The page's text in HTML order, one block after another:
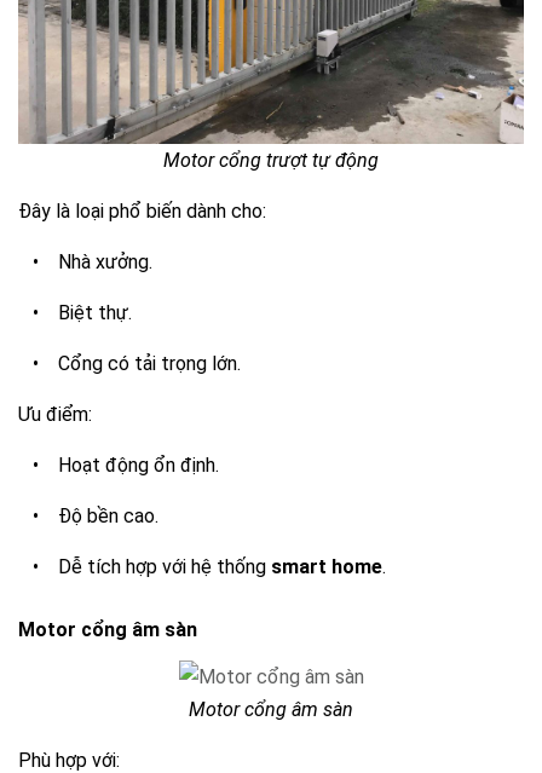
Motor cổng trượt tự động
Đây là loại phổ biến dành cho:
• Nhà xưởng.
• Biệt thự.
• Cổng có tải trọng lớn.
Ưu điểm:
• Hoạt động ổn định.
• Độ bền cao.
• Dễ tích hợp với hệ thống smart home.
Motor cổng âm sàn
Motor cổng âm sàn
Phù hợp với: